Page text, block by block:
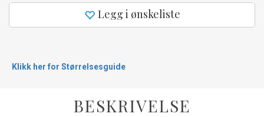
Legg i ønskeliste
Klikk her for Størrelsesguide
BESKRIVELSE